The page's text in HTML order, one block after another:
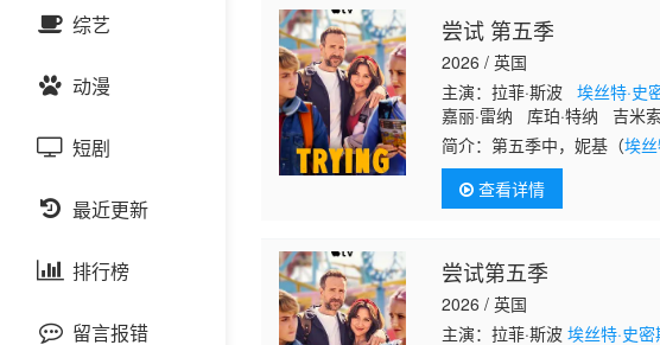
喜剧片
爱情片
科幻片
恐怖片
剧情片
战争片
国产剧
港台剧
日韩剧
欧美剧
泰国剧
综艺
大陆综艺
日韩综艺
港台综艺
欧美综艺
动漫
国产动漫
日韩动漫
欧美动漫
短剧
最近更新
排行榜
留言报错
尝试 第五季
2026 / 英国
主演：拉菲·斯波埃丝特·史
嘉丽·雷纳 库珀·特纳 吉米
简介：第五季中，妮基（埃
勒（库珀·特纳饰）的生母凯
的家庭生活带
查看详情
尝试第五季
2026 / 英国
主演：拉菲·斯波埃丝特·史密